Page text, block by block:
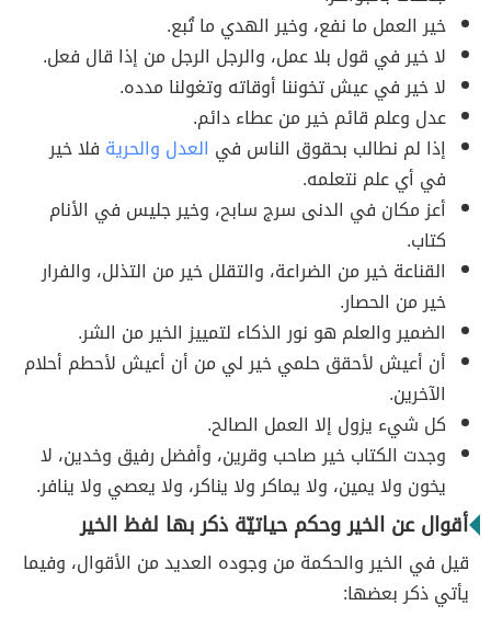
خير العمل ما نفع، وخير الهدي ما تُبع.
لا خير في قول بلا عمل، والرجل الرجل من إذا قال فعل.
لا خير في عيش تخوننا أوقاته وتغولنا مدده.
عدل وعلم قائم خير من عطاء دائم.
إذا لم نطالب بحقوق الناس في العدل والحرية فلا خير
في أي علم نتعلمه.
أعز مكان في الدنى سرج سابح، وخير جليس في الأنام
كتاب.
القناعة خير من الضراعة، والتقلل خير من التذلل، والفرار
خير من الحصار.
الضمير والعلم هو نور الذكاء لتمييز الخير من الشر.
أن أعيش لأحقق حلمي خير لي من أن أعيش لأحطم أحلام
الآخرين.
كل شيء يزول إلا العمل الصالح.
وجدت الكتاب خير صاحب وقرين، وأفضل رفيق وخدين، لا
يخون ولا يمين، ولا يماكر ولا يناكر، ولا يعصي ولا ينافر.
أقوال عن الخير وحكم حياتيّة ذكر بها لفظ الخير
قيل في الخير والحكمة من وجوده العديد من الأقوال، وفيما
يأتي ذكر بعضها: